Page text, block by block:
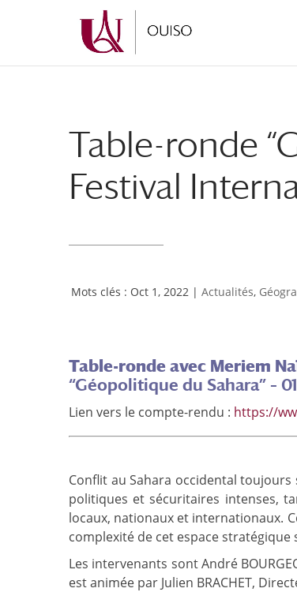
principal
navigation
Table-ronde
Festival
Oct 1, 2022 | Actualités,
Table-ronde avec Meriem
“Géopolitique du Sahara” –
Lien vers le compte-rendu : https://
Conflit au Sahara occidental
politiques et sécuritaires intenses,
locaux, nationaux et internationaux.
complexité de cet espace stratégique
Les intervenants sont André
est animée par Julien BRACHET,